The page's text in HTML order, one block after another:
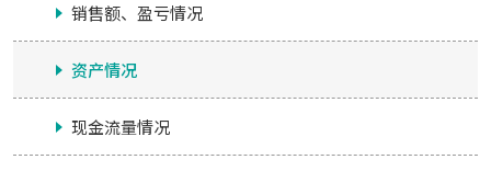
销售额、盈亏情况
资产情况
现金流量情况